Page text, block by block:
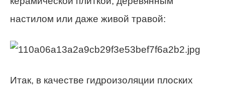
настилом или даже живой травой:
Итак, в качестве гидроизоляции плоских